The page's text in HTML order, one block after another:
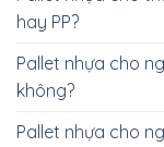
hay PP?
Pallet nhựa cho
không?
Pallet nhựa cho